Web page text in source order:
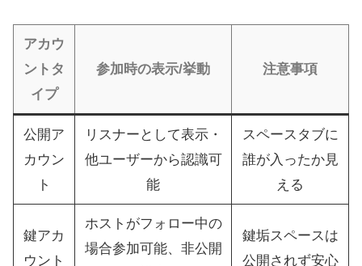
アカウ
ントタ
イプ
参加時の表示/挙動 注意事項
公開ア
カウン
ト
リスナーとして表示・
他ユーザーから認識可
能
スペースタブに
誰が入ったか見
える
鍵アカ
ウント
ホストがフォロー中の
場合参加可能、非公開
鍵垢スペースは
公開されず安心